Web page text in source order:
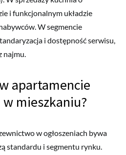
i funkcjonalnym układzie
W segmencie
i dostępność serwisu,
najmu.
apartamencie
mieszkaniu?
w ogłoszeniach bywa
standardu i segmentu rynku.